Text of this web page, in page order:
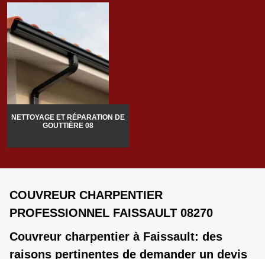
NETTOYAGE ET RÉPARATION DE
GOUTTIÈRE 08
COUVREUR CHARPENTIER
PROFESSIONNEL FAISSAULT 08270
Couvreur charpentier à Faissault: des
raisons pertinentes de demander un devis